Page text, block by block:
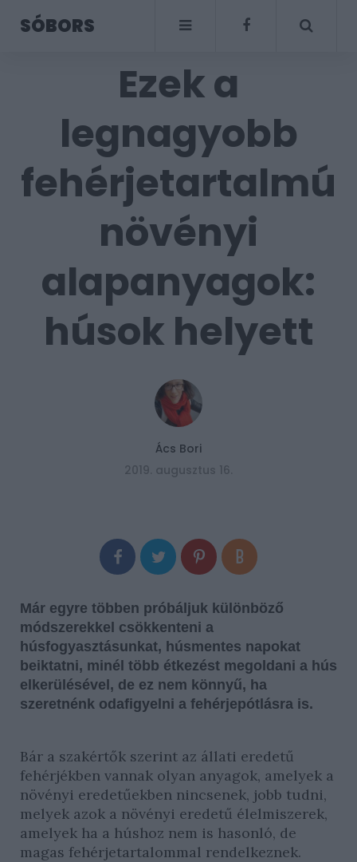
SÓBORS
Ezek a
legnagyobb
fehérjetartalmú
növényi
alapanyagok:
húsok helyett
Ács Bori
2019. augusztus 16.
Már egyre többen próbáljuk különböző
módszerekkel csökkenteni a
húsfogyasztásunkat, húsmentes napokat
beiktatni, minél több étkezést megoldani a hús
elkerülésével, de ez nem könnyű, ha
szeretnénk odafigyelni a fehérjepótlásra is.
Bár a szakértők szerint az állati eredetű
fehérjékben vannak olyan anyagok, amelyek a
növényi eredetűekben nincsenek, jobb tudni,
melyek azok a növényi eredetű élelmiszerek,
amelyek ha a húshoz nem is hasonló, de
magas fehérjetartalommal rendelkeznek.